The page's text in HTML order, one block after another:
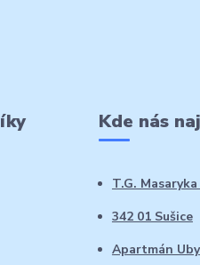
Kde nás
T.G.
342 01 Sušice
Apartmán